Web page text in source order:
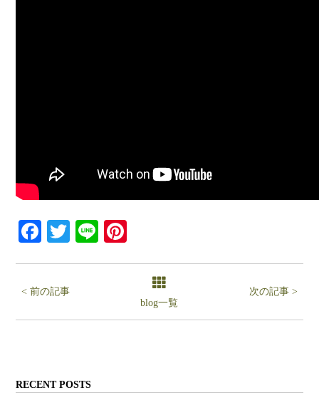
Facebook
Twitter
Line
< 前の記事
blog一覧
次の記事 >
RECENT POSTS